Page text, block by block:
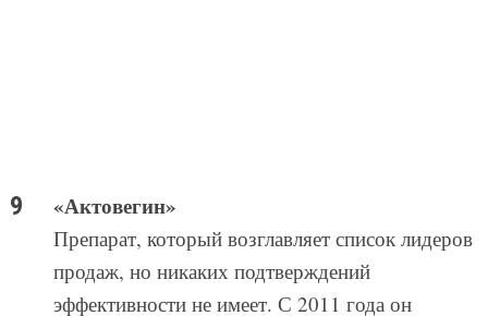
«Актовегин»
Препарат, который возглавляет список лидеров
продаж, но никаких подтверждений
эффективности не имеет. С 2011 года он